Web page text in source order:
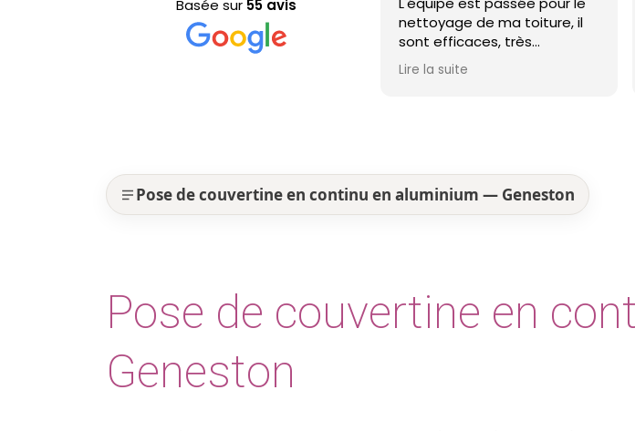
Basée sur 55 avis
nettoyage de ma toiture, il
sont efficaces, très
professionnels et ma toiture
est nickel ! Je recommande !
d'étanchéité réalisés
mon toit-terrasse à
Nazaire. Entreprise
professionnelle et
yeux fermés !
Pose de couvertine en continu en aluminium — Geneston
Pose de couvertine en
Geneston